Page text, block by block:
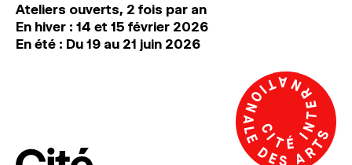
Ateliers ouverts, 2 fois par an
En hiver : 14 et 15 février 2026
En été : Du 19 au 21 juin 2026